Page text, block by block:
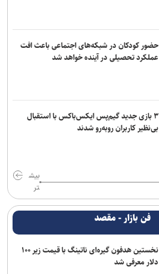
حضور کودکان در شبکه‌های اجتماعی باعث افت
عملکرد تحصیلی در آینده خواهد شد
۳ بازی جدید گیم‌پس ایکس‌باکس با استقبال
بی‌نظیر کاربران روبه‌رو شدند
بیش
تر
فن بازار - مقصد
نخستین هدفون گیره‌ای ناتینگ با قیمت زیر ۱۰۰
دلار معرفی شد